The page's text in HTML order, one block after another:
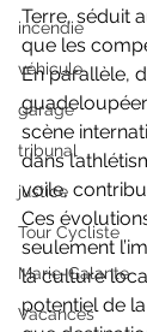
incendie
véhicule
garage
tribunal
justice
Tour Cycliste
Marie-Galante
Vacances
Terre, séduit
que les
En parallèle,
scène
dans
voile,
Ces
seulement
la culture
potentiel de